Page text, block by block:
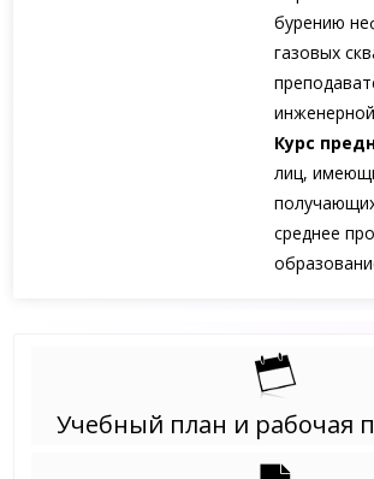
бурению
газовых
Курс
лиц,
среднее
Учебный план и рабочая